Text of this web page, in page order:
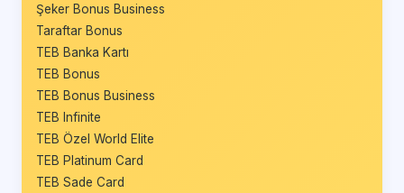
Şeker Bonus Business
Taraftar Bonus
TEB Banka Kartı
TEB Bonus
TEB Bonus Business
TEB Infinite
TEB Özel World Elite
TEB Platinum Card
TEB Sade Card